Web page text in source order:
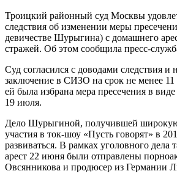
Троицкий районный суд Москвы
следствия об изменении меры
девичестве Шурыгина) с домашнего
стражей. Об этом сообщила пресс-
Суд согласился с доводами следствия
заключение в СИЗО на срок не менее
ей была избрана мера пресечения в
19 июля.
Дело Шурыгиной, получившей широкую
участия в ток-шоу «Пусть говорят» в
развиваться. В рамках уголовного
арест 22 июня были отправлены
Овсянникова и продюсер из Германии